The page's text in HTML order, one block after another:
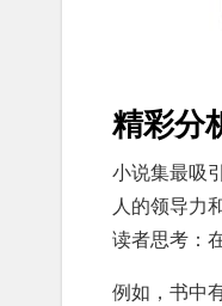
精彩分
小说集最吸
人的领导力
读者思考：
例如，书中